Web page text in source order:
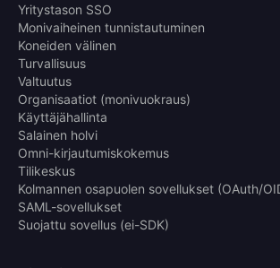
Yritystason SSO
Monivaiheinen tunnistautuminen
Koneiden välinen
Turvallisuus
Valtuutus
Organisaatiot (monivuokraus)
Käyttäjähallinta
Salainen holvi
Omni-kirjautumiskokemus
Tilikeskus
Kolmannen osapuolen sovellukset (OAuth/
SAML-sovellukset
Suojattu sovellus (ei-SDK)